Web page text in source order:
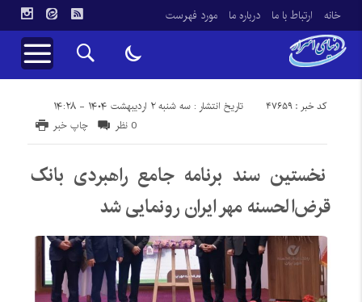
خانه ارتباط با ما درباره ما مورد فهرست
تاریخ انتشار : سه شنبه ۲ اردیبهشت ۱۴۰۴ - ۱۴:۲۸ کد خبر : 47659
چاپ خبر 0 نظر
نخستین سند برنامه جامع راهبردی بانک
قرض‌الحسنه مهر ایران رونمایی شد